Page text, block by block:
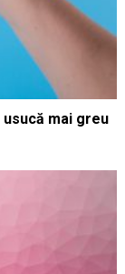
mai greu